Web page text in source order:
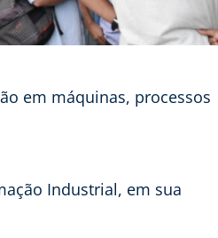
em máquinas, processos
Industrial, em sua